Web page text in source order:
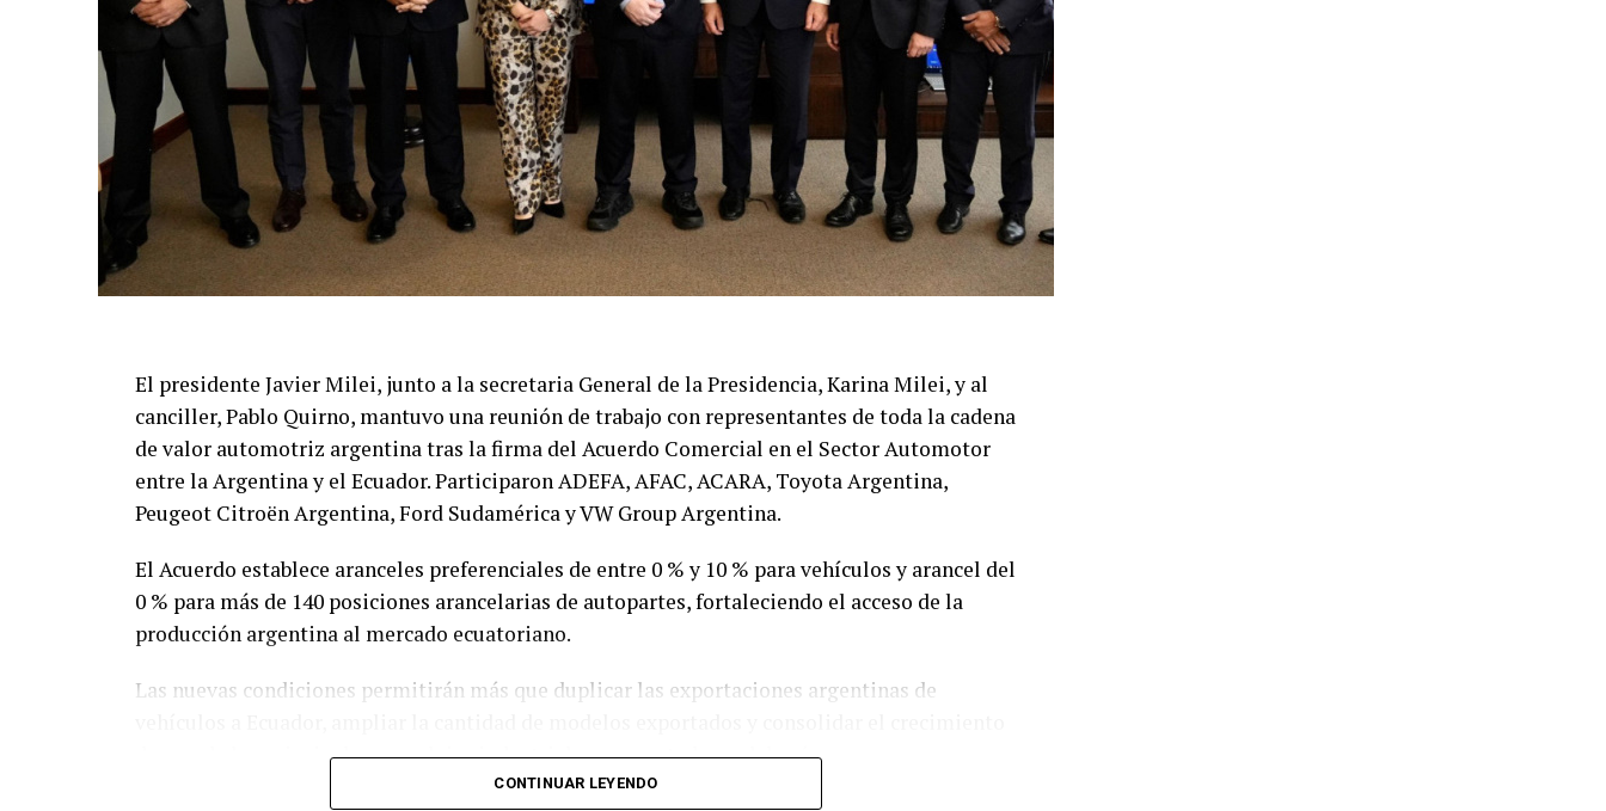
El presidente Javier Milei, junto a la secretaria General de la Presidencia, Karina Milei, y al
canciller, Pablo Quirno, mantuvo una reunión de trabajo con representantes de toda la cadena
de valor automotriz argentina tras la firma del Acuerdo Comercial en el Sector Automotor
entre la Argentina y el Ecuador. Participaron ADEFA, AFAC, ACARA, Toyota Argentina,
Peugeot Citroën Argentina, Ford Sudamérica y VW Group Argentina.
El Acuerdo establece aranceles preferenciales de entre 0 % y 10 % para vehículos y arancel del
0 % para más de 140 posiciones arancelarias de autopartes, fortaleciendo el acceso de la
producción argentina al mercado ecuatoriano.
Las nuevas condiciones permitirán más que duplicar las exportaciones argentinas de
de uno de los principales complejos industriales y exportadores del país.
CONTINUAR LEYENDO